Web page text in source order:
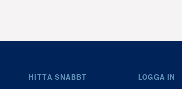
HITTA SNABBT LOGGA IN